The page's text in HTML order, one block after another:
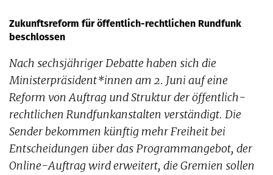
Zukunftsreform für öffentlich-rechtlichen Rundfunk
beschlossen
Nach sechsjähriger Debatte haben sich die
Ministerpräsident*innen am 2. Juni auf eine
Reform von Auftrag und Struktur der öffentlich-
rechtlichen Rundfunkanstalten verständigt. Die
Sender bekommen künftig mehr Freiheit bei
Entscheidungen über das Programmangebot, der
Online-Auftrag wird erweitert, die Gremien sollen